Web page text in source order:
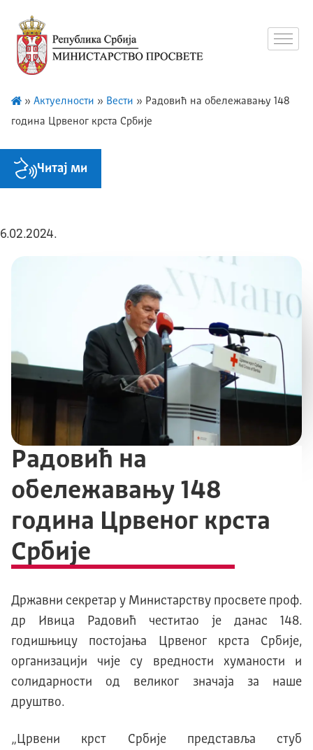
» Актуелности » Вести » Радовић на обележавању 148
година Црвеног крста Србије
Читај ми
6.02.2024.
Радовић на
обележавању 148
година Црвеног крста
Србије
Државни секретар у Министарству просвете проф.
др Ивица Радовић честитао је данас 148.
годишњицу постојања Црвеног крста Србије,
организацији чије су вредности хуманости и
солидарности од великог значаја за наше
друштво.
„Црвени крст Србије представља стуб